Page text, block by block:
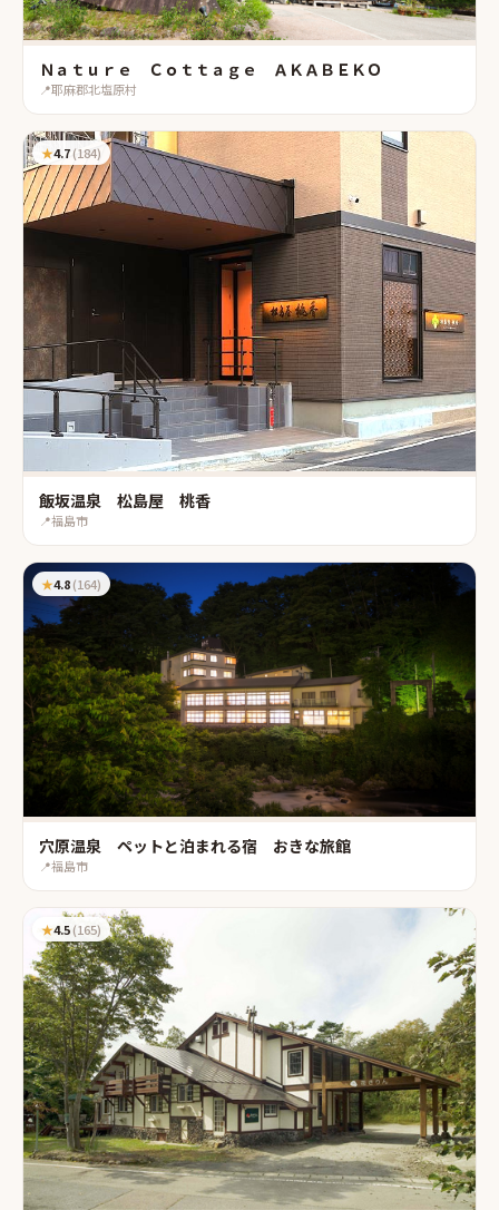
Ｎａｔｕｒｅ Ｃｏｔｔａｇｅ ＡＫＡＢＥＫＯ
📍耶麻郡北塩原村
★4.7(184)
飯坂温泉 松島屋 桃香
📍福島市
★4.8(164)
穴原温泉 ペットと泊まれる宿 おきな旅館
📍福島市
★4.5(165)